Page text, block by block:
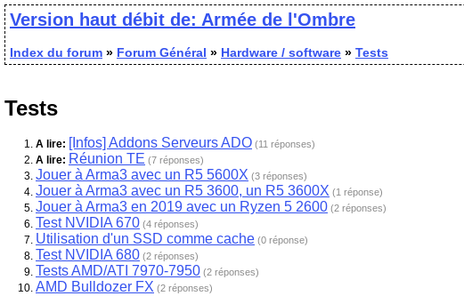
Version haut débit de: Armée de l'Ombre
Index du forum » Forum Général » Hardware / software » Tests
Tests
A lire: [Infos] Addons Serveurs ADO (11 réponses)
A lire: Réunion TE (7 réponses)
Jouer à Arma3 avec un R5 5600X (3 réponses)
Jouer à Arma3 avec un R5 3600, un R5 3600X (1 réponse)
Jouer à Arma3 en 2019 avec un Ryzen 5 2600 (2 réponses)
Test NVIDIA 670 (4 réponses)
Utilisation d'un SSD comme cache (0 réponse)
Test NVIDIA 680 (2 réponses)
Tests AMD/ATI 7970-7950 (2 réponses)
AMD Bulldozer FX (2 réponses)